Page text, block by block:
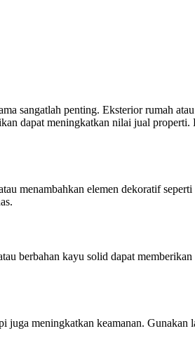
sangatlah penting. Eksterior rumah
dapat meningkatkan nilai jual
menambahkan elemen dekoratif
berbahan kayu solid dapat
juga meningkatkan keamanan.